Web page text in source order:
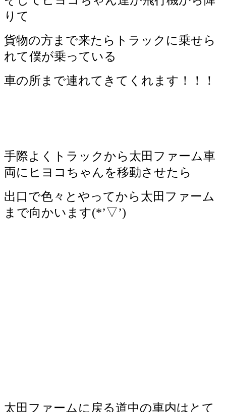
りて
貨物の方まで来たらトラックに乗せら
れて僕が乗っている
車の所まで連れてきてくれます！！！
手際よくトラックから太田ファーム車
両にヒヨコちゃんを移動させたら
出口で色々とやってから太田ファーム
まで向かいます(*’▽’)
太田ファームに戻る道中の車内はとて